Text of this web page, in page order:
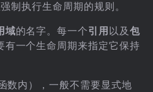
制执行生命周期的规则。
域的名字。每一个引用 以及包
有一个生命周期来指定它保持
数内），一般不需要显式地